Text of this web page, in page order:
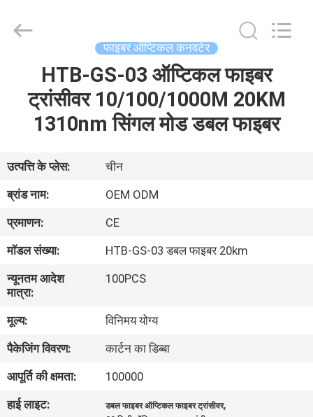
उत्पादों
हमारे
बारे
में
कारखाना
भ्रमण
गुणवत्ता
नियंत्रण
संपर्क
Copyright
Technology
by
ECER
फाइबर ऑप्टिकल कनवर्टर
HTB-GS-03 ऑप्टिकल फाइबर
ट्रांसीवर 10/100/1000M 20KM
1310nm सिंगल मोड डबल फाइबर
उत्पत्ति के प्लेस:
चीन
ब्रांड नाम:
OEM ODM
प्रमाणन:
CE
मॉडल संख्या:
HTB-GS-03 डबल फाइबर 20km
न्यूनतम आदेश
मात्रा:
100PCS
मूल्य:
विनिमय योग्य
पैकेजिंग विवरण:
कार्टन का डिब्बा
आपूर्ति की क्षमता:
100000
हाई लाइट:
डबल फाइबर ऑप्टिकल फाइबर ट्रांसीवर,